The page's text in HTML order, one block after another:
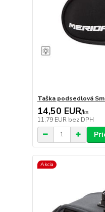
Taška podsedlová
14,50 EUR/ks
11,79 EUR bez DPH
Akcia